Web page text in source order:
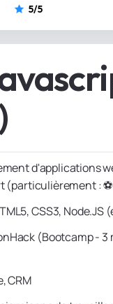
5/5
d'applications
:
CSS3, Node.JS
(Bootcamp -
CRM